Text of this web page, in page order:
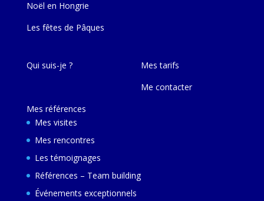
Noël en Hongrie
Les fêtes de Pâques
Qui suis-je ?
Mes références
Mes visites
Mes rencontres
Les témoignages
Références – Team building
Événements exceptionnels
Mes tarifs
Me contacter